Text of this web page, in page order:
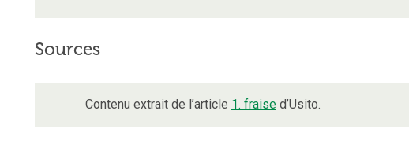
Sources
Contenu extrait de l’article 1. fraise d’Usito.